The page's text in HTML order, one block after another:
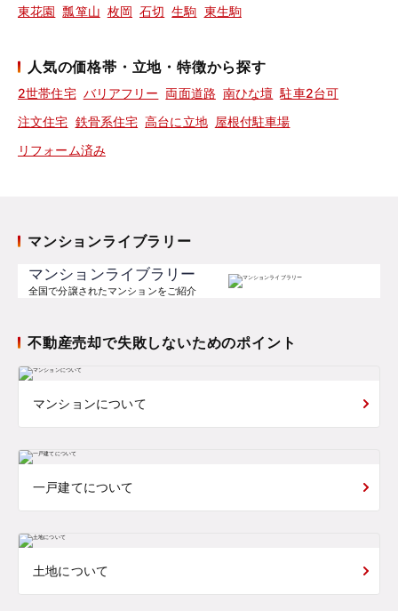
東花園 瓢箪山 枚岡 石切 生駒 東生駒
人気の価格帯・立地・特徴から探す
2世帯住宅 バリアフリー 両面道路 南ひな壇 駐車2台可
注文住宅 鉄骨系住宅 高台に立地 屋根付駐車場
リフォーム済み
マンションライブラリー
マンションライブラリー
全国で分譲されたマンションをご紹介
不動産売却で失敗しないためのポイント
マンションについて
一戸建てについて
土地について